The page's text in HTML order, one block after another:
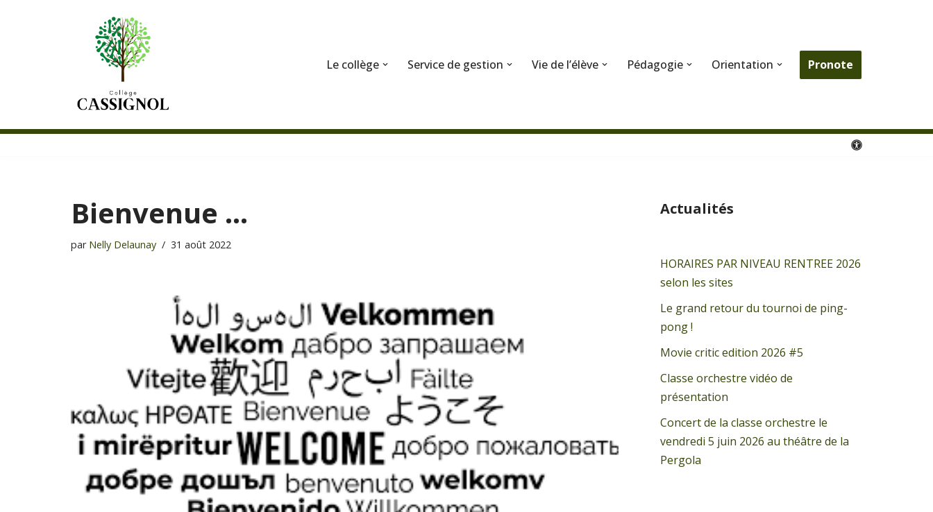
Le collège Service de gestion Vie de l’élève Pédagogie Orientation Pronote
Bienvenue …
par Nelly Delaunay 31 août 2022
Actualités
HORAIRES PAR NIVEAU RENTREE 2026
selon les sites
Le grand retour du tournoi de ping-
pong !
Movie critic edition 2026 #5
Classe orchestre vidéo de
présentation
Concert de la classe orchestre le
vendredi 5 juin 2026 au théâtre de la
Pergola